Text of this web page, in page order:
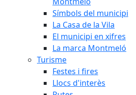
Símbols del municipi
La Casa de la Vila
El municipi en xifres
La marca Montmeló
Turisme
Festes i fires
Llocs d'interès